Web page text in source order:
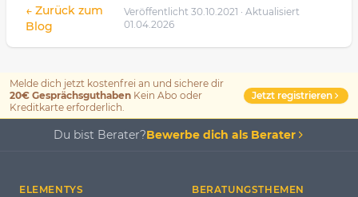
← Zurück zum
Blog
Veröffentlicht 30.10.2021 · Aktualisiert
01.04.2026
Melde dich jetzt kostenfrei an und sichere dir
20€ Gesprächsguthaben Kein Abo oder
Kreditkarte erforderlich.
Jetzt registrieren
Du bist Berater?Bewerbe dich als Berater
ELEMENTYS BERATUNGSTHEMEN